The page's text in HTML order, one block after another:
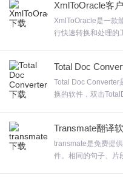
Kobo Converter使用说明
如何将Kobo电子书转换为
1、下载并安装Kobo Desktop
2、运行Kobo应用程序，登
并下载您图书馆中的所有电
馆"标签，电子书标题显示
件，欢迎来合众软件
XmlToOracle客
XmlToOracle是一款
行快速转换和处理的
快、支持命令行操作
xml文件添加到数据
载体验。
Total Doc Converter
换的软件，双击
难免碰到需要转换文
转换需求。欢迎来合
Transmate翻译
transmate是免费提
件。相同的句子、片